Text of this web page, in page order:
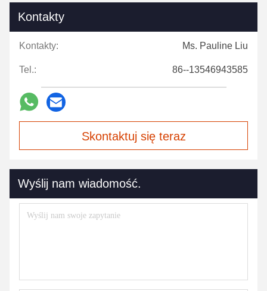
Kontakty
Kontakty: Ms. Pauline Liu
Tel.: 86--13546943585
Skontaktuj się teraz
Wyślij nam wiadomość.